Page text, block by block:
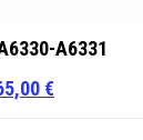
A6331
€